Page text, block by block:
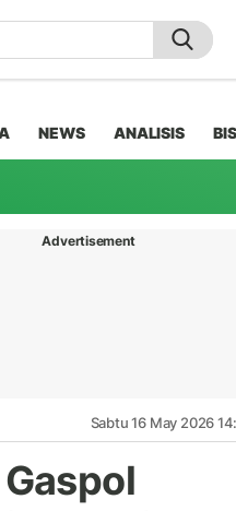
NEWS ANALISIS
Advertisement
Sabtu 16 May 2026